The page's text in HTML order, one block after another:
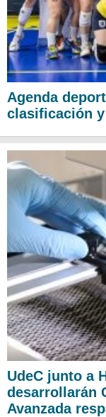
Agenda
clasificación
UdeC junto a
desarrollarán
Avanzada